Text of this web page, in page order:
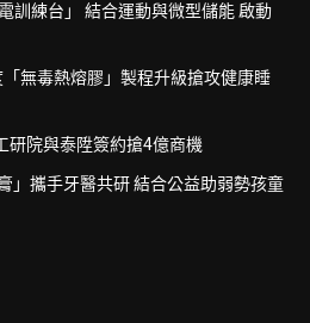
訓練台」 結合運動與微型儲能 啟動
無毒熱熔膠」製程升級搶攻健康睡
研院與泰陞簽約搶4億商機
」攜手牙醫共研 結合公益助弱勢孩童